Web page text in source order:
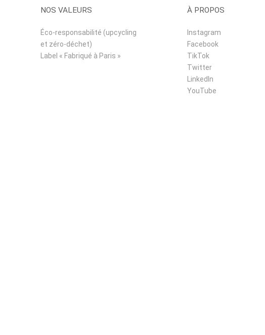
NOS VALEURS
Éco-responsabilité (upcycling
et zéro-déchet)
Label « Fabriqué à Paris »
À PROPOS
Instagram
Facebook
TikTok
Twitter
LinkedIn
YouTube